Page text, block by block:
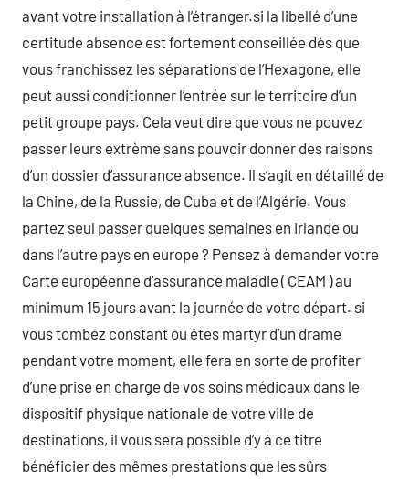
avant votre installation à l’étranger.si la libellé d’une
certitude absence est fortement conseillée dès que
vous franchissez les séparations de l’Hexagone, elle
peut aussi conditionner l’entrée sur le territoire d’un
petit groupe pays. Cela veut dire que vous ne pouvez
passer leurs extrème sans pouvoir donner des raisons
d’un dossier d’assurance absence. Il s’agit en détaillé de
la Chine, de la Russie, de Cuba et de l’Algérie. Vous
partez seul passer quelques semaines en Irlande ou
dans l’autre pays en europe ? Pensez à demander votre
Carte européenne d’assurance maladie ( CEAM ) au
minimum 15 jours avant la journée de votre départ. si
vous tombez constant ou êtes martyr d’un drame
pendant votre moment, elle fera en sorte de profiter
d’une prise en charge de vos soins médicaux dans le
dispositif physique nationale de votre ville de
destinations, il vous sera possible d’y à ce titre
bénéficier des mêmes prestations que les sûrs